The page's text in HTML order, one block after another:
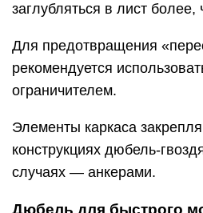
заглубляться в лист
Для предотвращения
рекомендуется
ограничителем.
Элементы каркаса
конструкциях дюбель-
случаях — анкерами.
Дюбель для быстрого